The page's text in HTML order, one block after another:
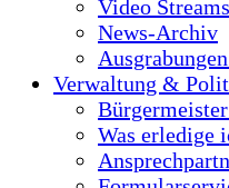
Video Streams
News-Archiv
Verwaltung &
Was erledige